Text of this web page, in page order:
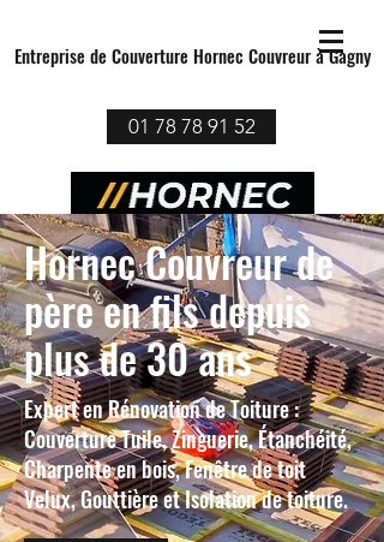
Entreprise de Couverture Hornec Couvreur à Gagny
01 78 78 91 52
Hornec Couvreur de
père en fils depuis
plus de 30 ans
Expert en Rénovation de Toiture :
Couverture Tuile, Zinguerie, Étanchéité,
Charpente en bois, Fenêtre de toit
Velux, Gouttière et Isolation de toiture.